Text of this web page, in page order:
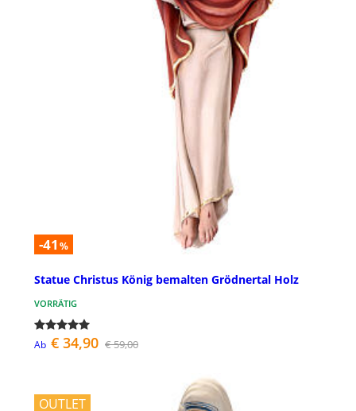
-41 %
Statue Christus König bemalten Grödnertal Holz
VORRÄTIG
Ab € 34,90 € 59,00
OUTLET